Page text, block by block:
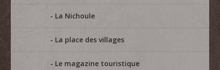
La Nichoule
La place des villages
Le magazine touristique